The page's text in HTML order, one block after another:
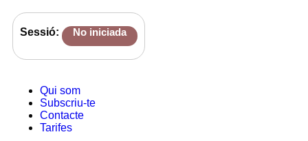
Sessió: No iniciada
Qui som
Subscriu-te
Contacte
Tarifes